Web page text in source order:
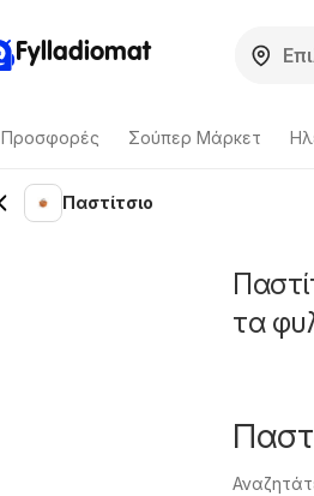
Fylladiomat
Προσφορές Σούπερ Μάρκετ
Παστίτσιο
τα